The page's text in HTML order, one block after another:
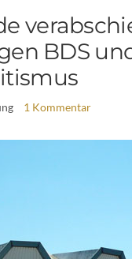
BDS
1 Kommentar